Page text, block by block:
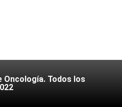
Oncología. Todos los